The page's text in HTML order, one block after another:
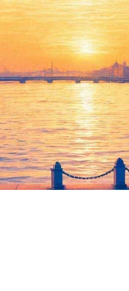
снег на
о
12.00